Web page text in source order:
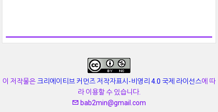
이 저작물은크리에이티브 커먼즈 저작자표시-비영리 4.0 국제 라이선스에 따
라 이용할 수 있습니다.
bab2min@gmail.com